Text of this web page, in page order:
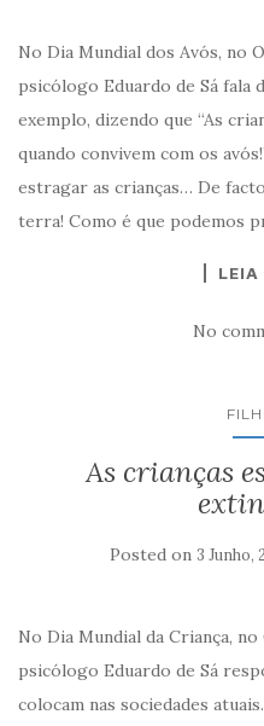
No Dia Mundial dos Avós, no
psicólogo Eduardo de Sá fala
exemplo, dizendo que “As
quando convivem com os
estragar as crianças… De
terra! Como é que podemos
LEIA
No
As crianças
Posted on 3 Junho,
No Dia Mundial da Criança, no
psicólogo Eduardo de Sá
colocam nas sociedades